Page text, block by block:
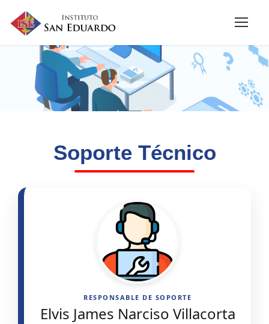
Soporte Técnico
RESPONSABLE DE SOPORTE
Elvis James Narciso Villacorta